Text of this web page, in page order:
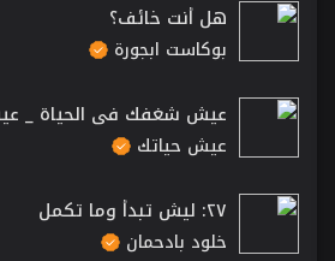
هل أنت خائف؟
بوكاست ابجورة
عيش شغفك في الحياة _
عيش حياتك
٢٧: ليش تبدأ وما تكمل
خلود بادحمان